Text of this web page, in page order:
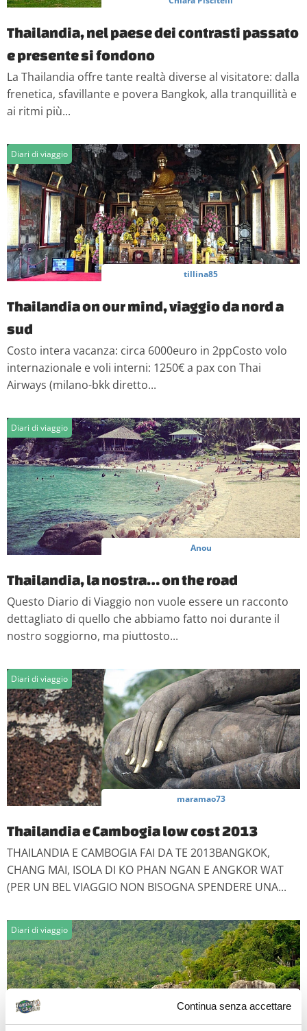
Continua senza accettare
Thailandia, nel paese dei contrasti passato
e presente si fondono
La Thailandia offre tante realtà diverse al visitatore: dalla
frenetica, sfavillante e povera Bangkok, alla tranquillità e
ai ritmi più...
Diari di viaggio
tillina85
Thailandia on our mind, viaggio da nord a
sud
Costo intera vacanza: circa 6000euro in 2ppCosto volo
internazionale e voli interni: 1250€ a pax con Thai
Airways (milano-bkk diretto...
Diari di viaggio
Anou
Thailandia, la nostra… on the road
Questo Diario di Viaggio non vuole essere un racconto
dettagliato di quello che abbiamo fatto noi durante il
nostro soggiorno, ma piuttosto...
Diari di viaggio
maramao73
Thailandia e Cambogia low cost 2013
THAILANDIA E CAMBOGIA FAI DA TE 2013BANGKOK,
CHANG MAI, ISOLA DI KO PHAN NGAN E ANGKOR WAT
(PER UN BEL VIAGGIO NON BISOGNA SPENDERE UNA...
Diari di viaggio